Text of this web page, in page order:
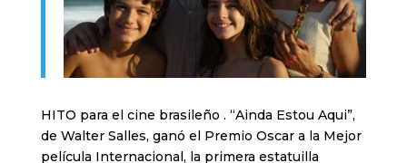
HITO para el cine brasileño . “Ainda Estou Aqui”,
de Walter Salles, ganó el Premio Oscar a la Mejor
película Internacional, la primera estatuilla